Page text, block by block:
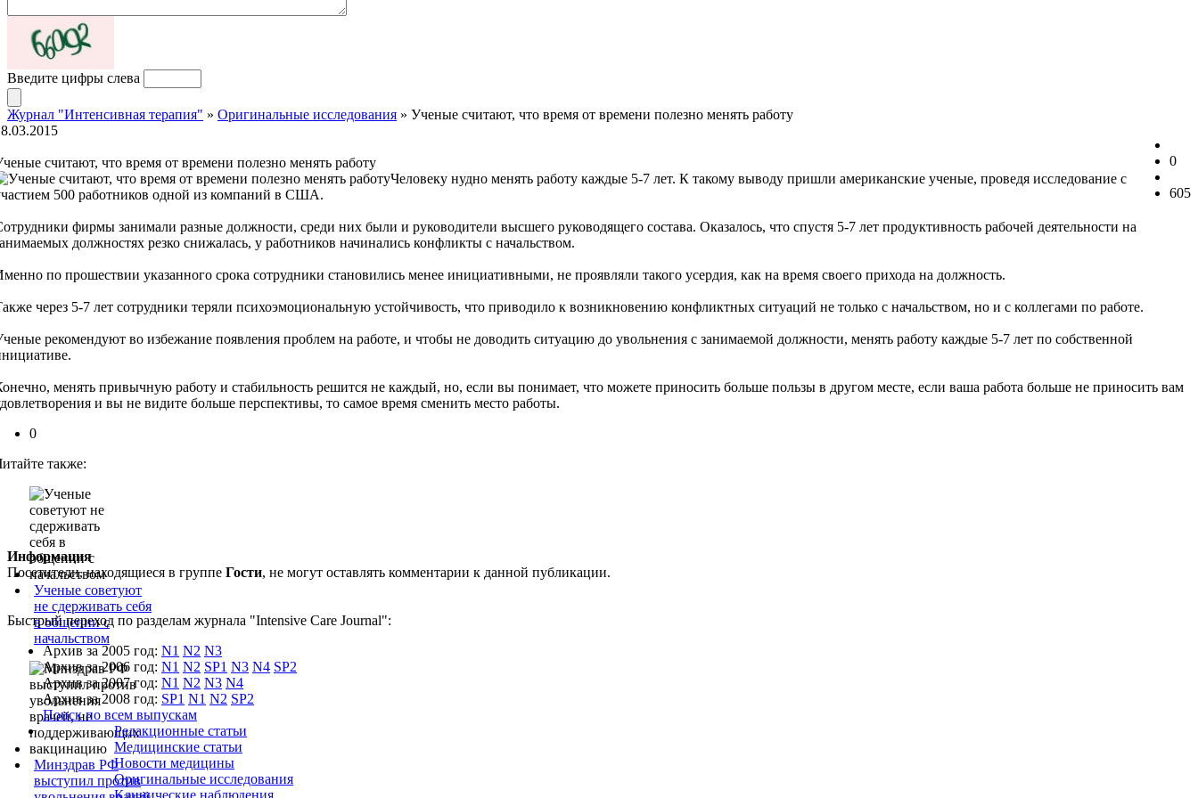
Введите цифры слева
Журнал "Интенсивная терапия" » Оригинальные исследования » Ученые считают, что время от времени полезно менять работу
0
605
считают, что время от времени полезно менять работу
Человеку нудно менять работу каждые 5-7 лет. К такому выводу пришли американские ученые, проведя исследование с
500 работников одной из компаний в США.
фирмы занимали разные должности, среди них были и руководители высшего руководящего состава. Оказалось, что спустя 5-7 лет продуктивность рабочей деятельности на
должностях резко снижалась, у работников начинались конфликты с начальством.
по прошествии указанного срока сотрудники становились менее инициативными, не проявляли такого усердия, как на время своего прихода на должность.
через 5-7 лет сотрудники теряли психоэмоциональную устойчивость, что приводило к возникновению конфликтных ситуаций не только с начальством, но и с коллегами по работе.
рекомендуют во избежание появления проблем на работе, и чтобы не доводить ситуацию до увольнения с занимаемой должности, менять работу каждые 5-7 лет по собственной
менять привычную работу и стабильность решится не каждый, но, если вы понимает, что можете приносить больше пользы в другом месте, если ваша работа больше не приносить вам
и вы не видите больше перспективы, то самое время сменить место работы.
0
также:
Ученые советуют
не сдерживать себя
в общении с
начальством
Минздрав РФ
выступил против
Информация
Посетители, находящиеся в группе Гости, не могут оставлять комментарии к данной публикации.
Быстрый переход по разделам журнала "Intensive Care Journal":
Архив за 2005 год: N1 N2 N3
Архив за 2006 год: N1 N2 SP1 N3 N4 SP2
Архив за 2007 год: N1 N2 N3 N4
Архив за 2008 год: SP1 N1 N2 SP2
Поиск по всем выпускам
Редакционные статьи
Медицинские статьи
Новости медицины
Оригинальные исследования
Клинические наблюдения